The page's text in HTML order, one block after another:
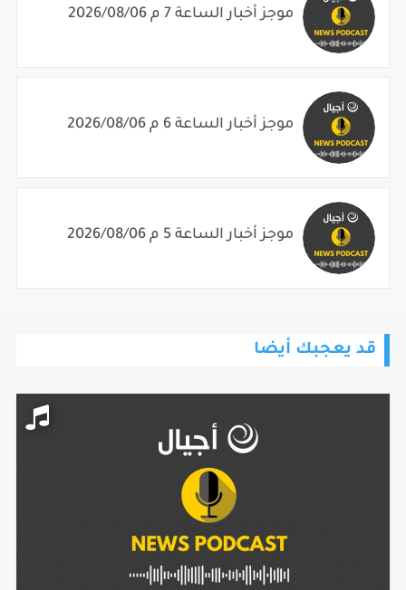
موجز أخبار الساعة 7 م 2026/08/06
موجز أخبار الساعة 6 م 2026/08/06
موجز أخبار الساعة 5 م 2026/08/06
قد يعجبك أيضا